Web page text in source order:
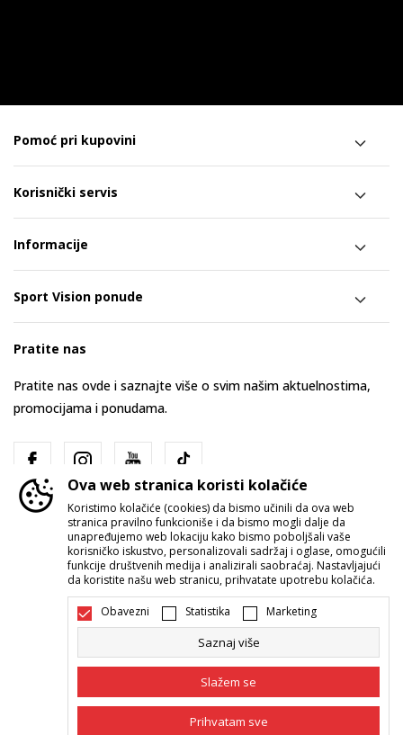
Pomoć pri kupovini
Korisnički servis
Informacije
Sport Vision ponude
Pratite nas
Pratite nas ovde i saznajte više o svim našim aktuelnostima,
promocijama i ponudama.
Srbija Promenite
Nastojimo da budemo što precizniji u opisu proizvoda, prikazu slika i
samih cena, ali ne možemo garantovati da su sve informacije kompletne i
Ova web stranica koristi kolačiće
Koristimo kolačiće (cookies) da bismo učinili da ova web
stranica pravilno funkcioniše i da bismo mogli dalje da
unapređujemo web lokaciju kako bismo poboljšali vaše
korisničko iskustvo, personalizovali sadržaj i oglase, omogućili
funkcije društvenih medija i analizirali saobraćaj. Nastavljajući
da koristite našu web stranicu, prihvatate upotrebu kolačića.
Obavezni Statistika Marketing
Saznaj više
Slažem se
Prihvatam sve